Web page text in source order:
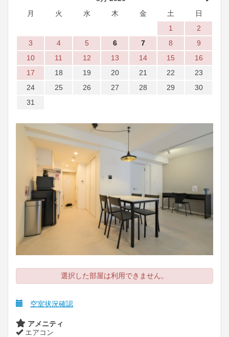
月
火 水 木 金 土
日
1
2
3
4 5 6 7 8
9
10
11 12 13 14 15
16
17
18 19 20 21 22
23
24
25 26 27 28 29
30
31
選択した部屋は利用できません。
空室状況確認
アメニティ
エアコン